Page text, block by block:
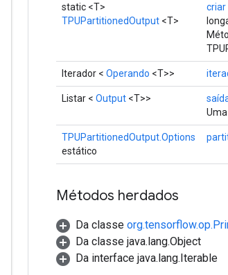
static <T>
TPUPartitionedOutput <T>
criar
Iterador < Operando <T>>
Listar < Output <T>>
TPUPartitionedOutput.Options
estático
Métodos herdados
Da classe
Da classe java.lang.Object
Da interface java.lang.Iterable